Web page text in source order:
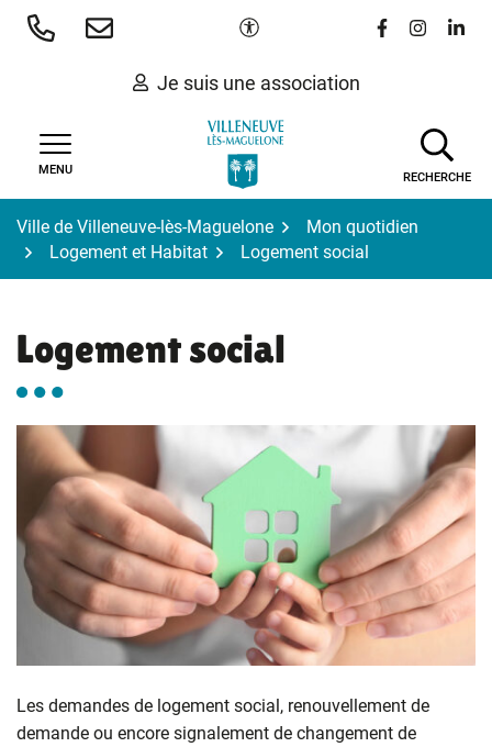
Aller
Paramètres d'accessibilité
Lien vers le
Lien vers
Lien
Je suis une association
MENU
RECHERCHE
Ville de Villeneuve-lès-Maguelone
Mon quotidien
Logement et Habitat
Logement social
Logement social
Les demandes de logement social, renouvellement de
demande ou encore signalement de changement de